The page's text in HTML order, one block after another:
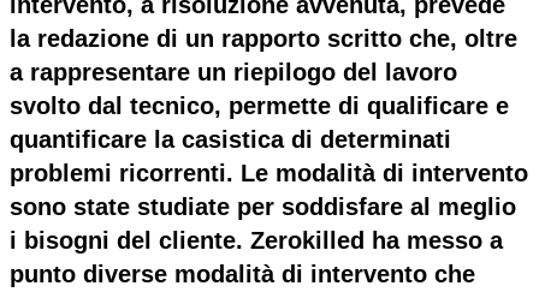
la redazione di un rapporto scritto che, oltre
a rappresentare un riepilogo del lavoro
svolto dal tecnico, permette di qualificare e
quantificare la casistica di determinati
problemi ricorrenti. Le modalità di intervento
sono state studiate per soddisfare al meglio
i bisogni del cliente. Zerokilled ha messo a
punto diverse modalità di intervento che